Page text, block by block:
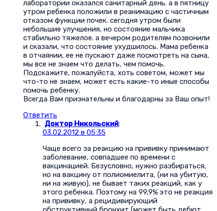
лаборатории оказался санитарный день. а в пятницу
утром ребенка положили в реанимацию с частичным
отказом функции почек. сегодня утром были
небольшие улучшения, но состояние мальчика
стабильно тяжелое. а вечером родителям позвонили
и сказали, что состояние ухудшилось. Мама ребенка
в отчаянии, ее не пускают даже посмотреть на сына,
мы все не знаем что делать, чем помочь.
Подскажите, пожалуйста, хоть советом, может мы
что-то не знаем, может есть какие-то иные способы
помочь ребенку.
Всегда Вам признательны и благодарны за Ваш опыт!
Ответить
Доктор Никольский:
03.02.2012 в 05:35
Чаще всего за реакцию на прививку принимают
заболевание, совпадшее по времени с
вакцинацией. Безусловно, нужно разбираться,
но на вакцину от полиомиелита, (ни на убитую,
ни на живую), не бывает таких реакций, как у
этого ребенка. Поэтому на 99,9% это не реакция
на прививку, а рецидивирующий